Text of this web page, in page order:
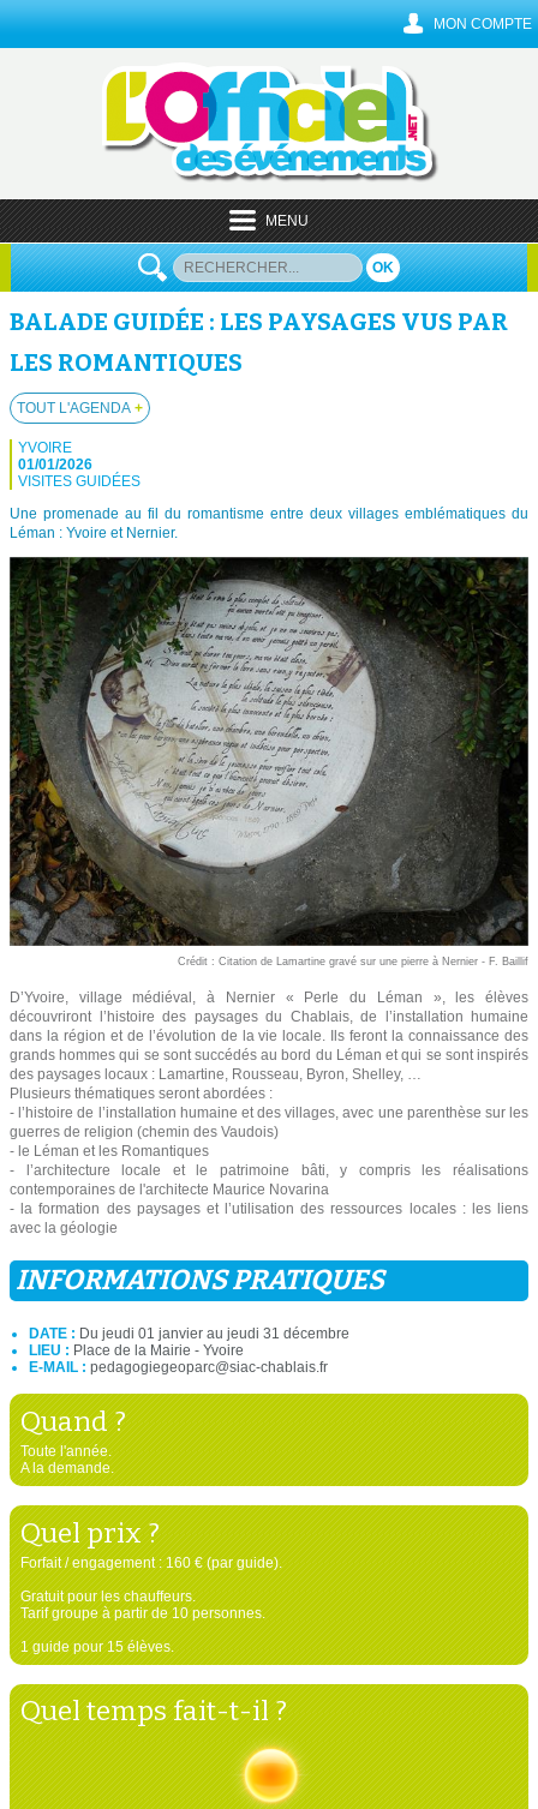
MON COMPTE
MENU
OK
BALADE GUIDÉE : LES PAYSAGES VUS PAR
LES ROMANTIQUES
TOUT L'AGENDA +
YVOIRE
01/01/2026
VISITES GUIDÉES
Une promenade au fil du romantisme entre deux villages emblématiques du
Léman : Yvoire et Nernier.
Crédit : Citation de Lamartine gravé sur une pierre à Nernier - F. Baillif
D’Yvoire, village médiéval, à Nernier « Perle du Léman », les élèves
découvriront l’histoire des paysages du Chablais, de l’installation humaine
dans la région et de l’évolution de la vie locale. Ils feront la connaissance des
grands hommes qui se sont succédés au bord du Léman et qui se sont inspirés
des paysages locaux : Lamartine, Rousseau, Byron, Shelley, …
Plusieurs thématiques seront abordées :
- l’histoire de l’installation humaine et des villages, avec une parenthèse sur les
guerres de religion (chemin des Vaudois)
- le Léman et les Romantiques
- l’architecture locale et le patrimoine bâti, y compris les réalisations
contemporaines de l'architecte Maurice Novarina
- la formation des paysages et l’utilisation des ressources locales : les liens
avec la géologie
INFORMATIONS PRATIQUES
DATE : Du jeudi 01 janvier au jeudi 31 décembre
LIEU : Place de la Mairie - Yvoire
E-MAIL : pedagogiegeoparc@siac-chablais.fr
Quand ?
Toute l'année.
A la demande.
Quel prix ?
Forfait / engagement : 160 € (par guide).
Gratuit pour les chauffeurs.
Tarif groupe à partir de 10 personnes.
1 guide pour 15 élèves.
Quel temps fait-t-il ?